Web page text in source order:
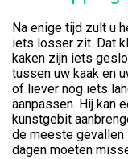
Na enige tijd zult u
iets losser zit. Dat
kaken zijn iets
tussen uw kaak en
of liever nog iets
aanpassen. Hij kan
kunstgebit
de meeste
dagen moeten